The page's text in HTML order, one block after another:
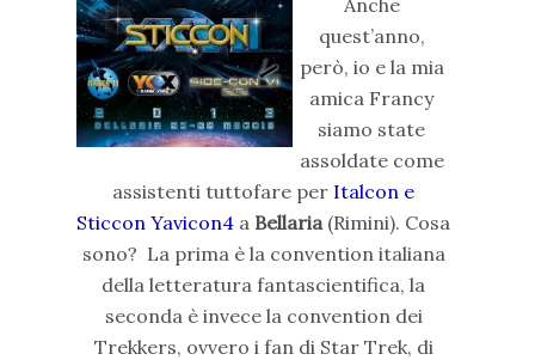
quest’anno,
però, io e la mia
amica Francy
siamo state
assoldate come
assistenti tuttofare per Italcon e
Sticcon Yavicon4 a Bellaria (Rimini). Cosa
sono? La prima è la convention italiana
della letteratura fantascientifica, la
seconda è invece la convention dei
Trekkers, ovvero i fan di Star Trek, di